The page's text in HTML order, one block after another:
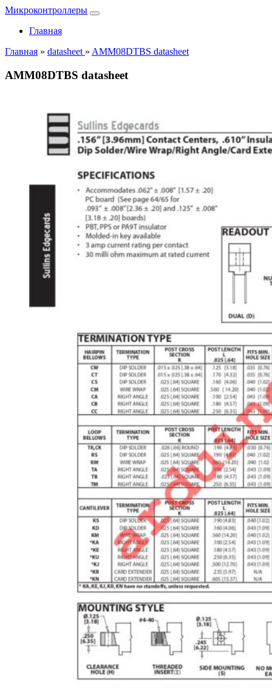
Микроконтроллеры
Главная
Главная » datasheet » AMM08DTBS datasheet
AMM08DTBS datasheet